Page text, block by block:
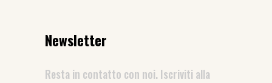
Newsletter
Resta in contatto con noi. Iscriviti alla